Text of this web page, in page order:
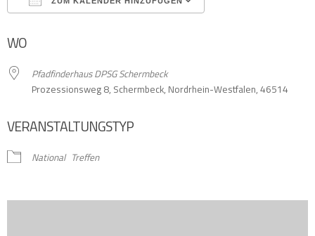
WO
Pfadfinderhaus DPSG Schermbeck
Prozessionsweg 8, Schermbeck, Nordrhein-Westfalen, 46514
VERANSTALTUNGSTYP
National Treffen